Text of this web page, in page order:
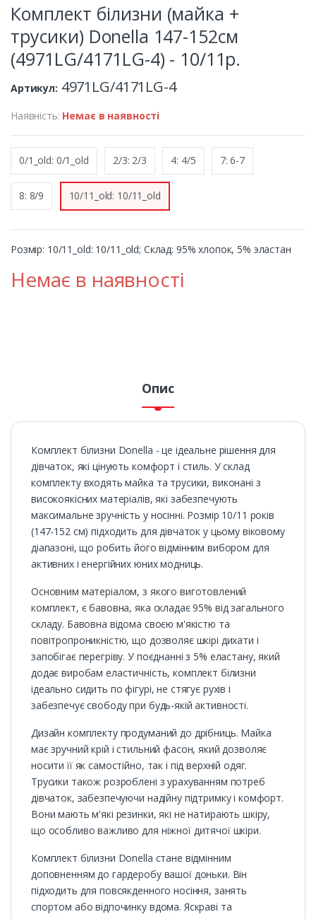
Комплект білизни (майка +
трусики) Donella 147-152см
(4971LG/4171LG-4) - 10/11р.
Артикул: 4971LG/4171LG-4
Наявність: Немає в наявності
0/1_old: 0/1_old 2/3: 2/3 4: 4/5 7: 6-7
8: 8/9 10/11_old: 10/11_old
Розмір: 10/11_old: 10/11_old; Cклад: 95% хлопок, 5% эластан
Немає в наявності
Опис
Комплект білизни Donella - це ідеальне рішення для
дівчаток, які цінують комфорт і стиль. У склад
комплекту входять майка та трусики, виконані з
високоякісних матеріалів, які забезпечують
максимальне зручність у носінні. Розмір 10/11 років
(147-152 см) підходить для дівчаток у цьому віковому
діапазоні, що робить його відмінним вибором для
активних і енергійних юних модниць.
Основним матеріалом, з якого виготовлений
комплект, є бавовна, яка складає 95% від загального
складу. Бавовна відома своєю м'якістю та
повітропроникністю, що дозволяє шкірі дихати і
запобігає перегріву. У поєднанні з 5% еластану, який
додає виробам еластичність, комплект білизни
ідеально сидить по фігурі, не стягує рухів і
забезпечує свободу при будь-якій активності.
Дизайн комплекту продуманий до дрібниць. Майка
має зручний крій і стильний фасон, який дозволяє
носити її як самостійно, так і під верхній одяг.
Трусики також розроблені з урахуванням потреб
дівчаток, забезпечуючи надійну підтримку і комфорт.
Вони мають м'які резинки, які не натирають шкіру,
що особливо важливо для ніжної дитячої шкіри.
Комплект білизни Donella стане відмінним
доповненням до гардеробу вашої доньки. Він
підходить для повсякденного носіння, занять
спортом або відпочинку вдома. Яскраві та